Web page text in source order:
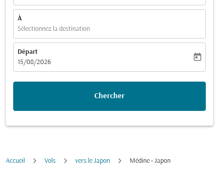
À
Sélectionnez la destination
Départ
fc-booking-departure-date-aria-label
15/08/2026
today
Chercher
Accueil Vols vers le Japon Médine - Japon